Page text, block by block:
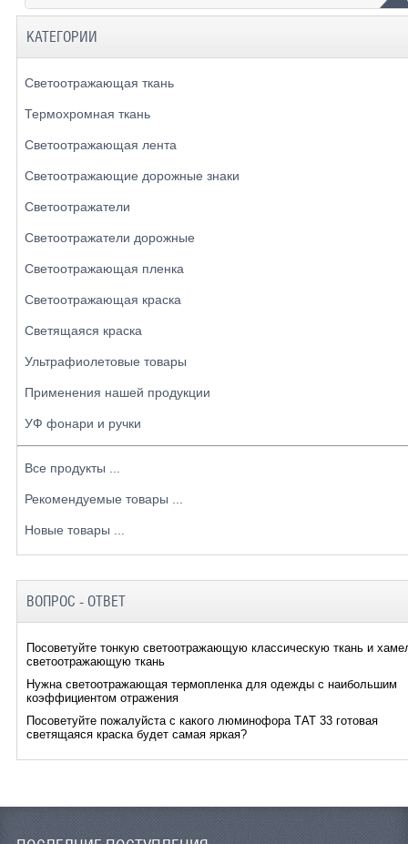
КАТЕГОРИИ
Светоотражающая ткань
Термохромная ткань
Светоотражающая лента
Светоотражающие дорожные знаки
Светоотражатели
Светоотражатели дорожные
Светоотражающая пленка
Светоотражающая краска
Светящаяся краска
Ультрафиолетовые товары
Применения нашей продукции
УФ фонари и ручки
Все продукты ...
Рекомендуемые товары ...
Новые товары ...
ВОПРОС - ОТВЕТ
Посоветуйте тонкую светоотражающую классическую ткань и
светоотражающую ткань
Нужна светоотражающая термопленка для одежды с наибольшим
коэффициентом отражения
Посоветуйте пожалуйста с какого люминофора ТАТ 33 готовая
светящаяся краска будет самая яркая?